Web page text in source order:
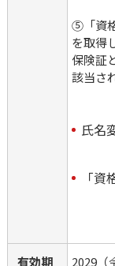
⑤「資
を取得
保険証
該当さ
氏名
「
有効期
2029（